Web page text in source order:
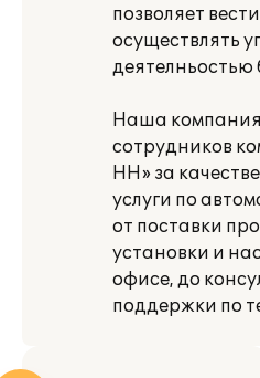
позволяет
осуществлять
деятелньостью
Наша
сотрудников
НН» за
услуги по
от поставки
установки и
офисе, до
поддержки по